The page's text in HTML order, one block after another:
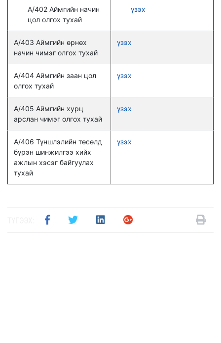
А/402 Аймгийн начин
цол олгох тухай
үзэх
А/403 Аймгийн өрнөх
начин чимэг олгох тухай
үзэх
А/404 Аймгийн заан цол
олгох тухай
үзэх
А/405 Аймгийн хурц
арслан чимэг олгох тухай
үзэх
А/406 Түншлэлийн төсөлд
бүрэн шинжилгээ хийх
ажлын хэсэг байгуулах
тухай
үзэх